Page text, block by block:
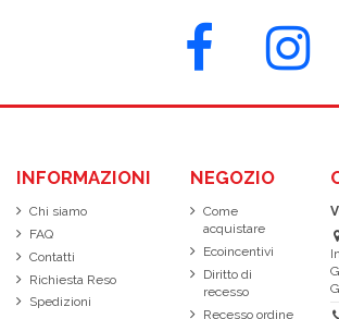
INFORMAZIONI
Chi siamo
FAQ
Contatti
Richiesta Reso
Spedizioni
NEGOZIO
Come
acquistare
Ecoincentivi
Diritto di
recesso
Recesso ordine